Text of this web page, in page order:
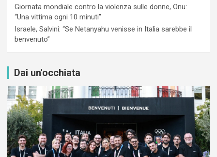
Giornata mondiale contro la violenza sulle donne, Onu:
“Una vittima ogni 10 minuti”
Israele, Salvini: “Se Netanyahu venisse in Italia sarebbe il
benvenuto”
Dai un'occhiata